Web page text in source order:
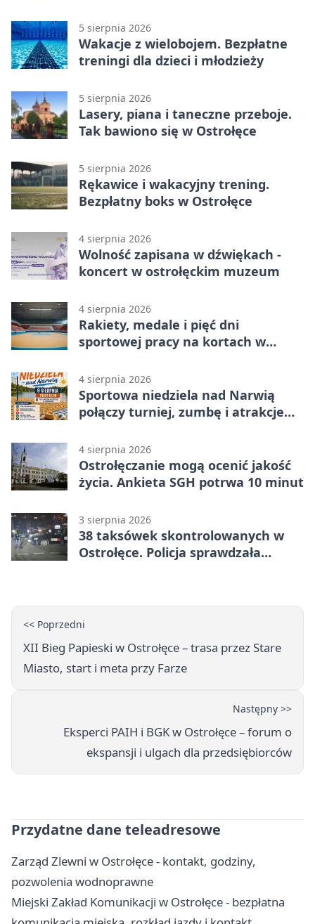
5 sierpnia 2026
Wakacje z wielobojem. Bezpłatne
treningi dla dzieci i młodzieży
5 sierpnia 2026
Lasery, piana i taneczne przeboje.
Tak bawiono się w Ostrołęce
5 sierpnia 2026
Rękawice i wakacyjny trening.
Bezpłatny boks w Ostrołęce
4 sierpnia 2026
Wolność zapisana w dźwiękach -
koncert w ostrołęckim muzeum
4 sierpnia 2026
Rakiety, medale i pięć dni
sportowej pracy na kortach w
4 sierpnia 2026
Sportowa niedziela nad Narwią
połączy turniej, zumbę i atrakcje
4 sierpnia 2026
Ostrołęczanie mogą ocenić jakość
życia. Ankieta SGH potrwa 10 minut
3 sierpnia 2026
38 taksówek skontrolowanych w
Ostrołęce. Policja sprawdzała
<< Poprzedni
XII Bieg Papieski w Ostrołęce – trasa przez Stare
Miasto, start i meta przy Farze
Następny >>
Eksperci PAIH i BGK w Ostrołęce – forum o
ekspansji i ulgach dla przedsiębiorców
Przydatne dane teleadresowe
Zarząd Zlewni w Ostrołęce - kontakt, godziny,
pozwolenia wodnoprawne
Miejski Zakład Komunikacji w Ostrołęce - bezpłatna